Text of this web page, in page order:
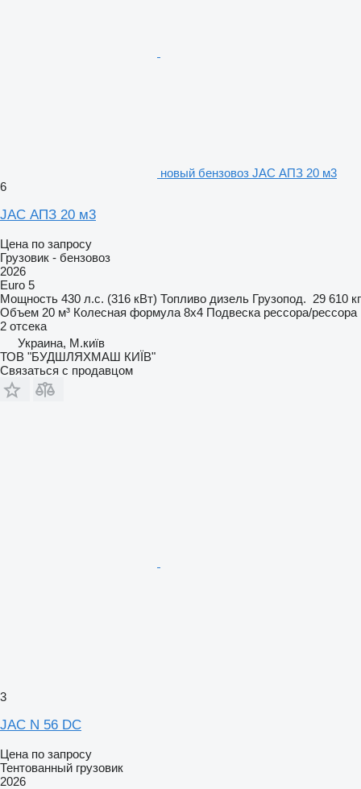
новый бензовоз JAC АПЗ 20 м3
6
JAC АПЗ 20 м3
Цена по запросу
Грузовик - бензовоз
2026
Euro 5
Мощность 430 л.с. (316 кВт) Топливо дизель Грузопод. 29 610 кг
Объем 20 м³ Колесная формула 8x4 Подвеска рессора/рессора
2 отсека
Украина, М.київ
ТОВ "БУДШЛЯХМАШ КИЇВ"
Связаться с продавцом
3
JAC N 56 DC
Цена по запросу
Тентованный грузовик
2026